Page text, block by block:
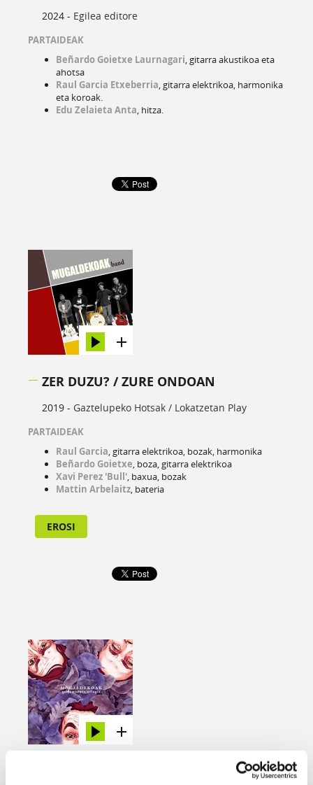
2024 - Egilea editore
PARTAIDEAK
Beñardo Goietxe Laurnagari, gitarra akustikoa eta
ahotsa
Raul Garcia Etxeberria, gitarra elektrikoa, harmonika
eta koroak.
Edu Zelaieta Anta, hitza.
ZER DUZU? / ZURE ONDOAN
2019 - Gaztelupeko Hotsak / Lokatzetan Play
PARTAIDEAK
Raul Garcia, gitarra elektrikoa, bozak, harmonika
Beñardo Goietxe, boza, gitarra elektrikoa
Xavi Perez 'Bull', baxua, bozak
Mattin Arbelaitz, bateria
EROSI